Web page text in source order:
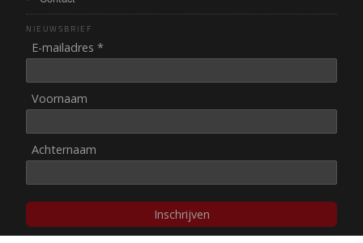
NIEUWSBRIEF
E-mailadres *
Voornaam
Achternaam
Inschrijven